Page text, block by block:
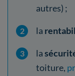
autres) ;
la
la
toiture,